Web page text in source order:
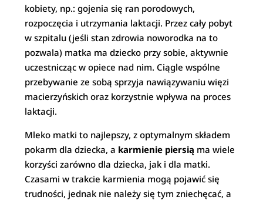
kobiety, np.: gojenia się ran porodowych,
rozpoczęcia i utrzymania laktacji. Przez cały pobyt
w szpitalu (jeśli stan zdrowia noworodka na to
pozwala) matka ma dziecko przy sobie, aktywnie
uczestnicząc w opiece nad nim. Ciągle wspólne
przebywanie ze sobą sprzyja nawiązywaniu więzi
macierzyńskich oraz korzystnie wpływa na proces
laktacji.
Mleko matki to najlepszy, z optymalnym składem
pokarm dla dziecka, a karmienie piersią ma wiele
korzyści zarówno dla dziecka, jak i dla matki.
Czasami w trakcie karmienia mogą pojawić się
trudności, jednak nie należy się tym zniechęcać, a